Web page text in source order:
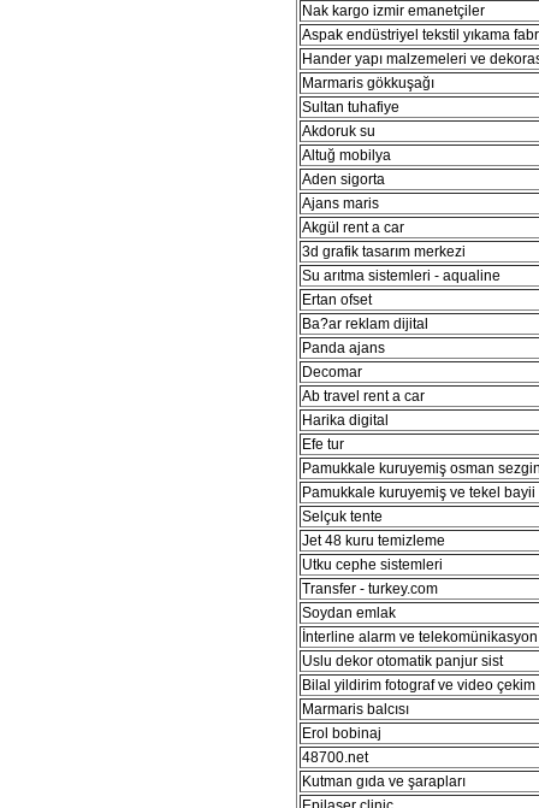
Nak kargo izmir emanetçiler
Aspak endüstriyel tekstil yıkama
Hander yapı malzemeleri ve
Marmaris gökkuşağı
Sultan tuhafiye
Akdoruk su
Altuğ mobilya
Aden sigorta
Ajans maris
Akgül rent a car
3d grafik tasarım merkezi
Su arıtma sistemleri - aqualine
Ertan ofset
Ba?ar reklam dijital
Panda ajans
Decomar
Ab travel rent a car
Harika digital
Efe tur
Pamukkale kuruyemiş osman
Pamukkale kuruyemiş ve tekel bayii
Selçuk tente
Jet 48 kuru temizleme
Utku cephe sistemleri
Transfer - turkey.com
Soydan emlak
İnterline alarm ve
Uslu dekor otomatik panjur sist
Bilal yildirim fotograf ve video çekim
Marmaris balcısı
Erol bobinaj
48700.net
Kutman gıda ve şarapları